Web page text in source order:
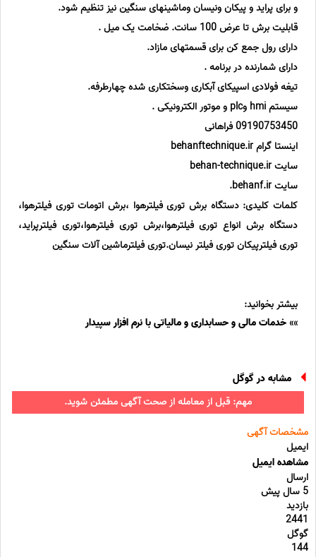
و برای پراید و پیکان ونیسان وماشینهای سنگین نیز تنظیم شود.
قابلیت برش تا عرض 100 سانت. ضخامت یک میل .
دارای رول جمع کن برای قسمتهای مازاد.
دارای شمارنده در برنامه .
تیغه فولادی اسپیکای آبکاری وسختکاری شده چهارطرفه.
سیستم hmi وplc و موتور الکترونیکی .
09190753450 فراهانی
اینستا گرام behanftechnique.ir
سایت behan-technique.ir
سایت behanf.ir.
کلمات کلیدی: دستگاه برش توری فیلترهوا ،برش اتومات توری فیلترهوا،
دستگاه برش انواع توری فیلترهوا،برش توری فیلترهوا،توری فیلترپراید،
توری فیلترپیکان توری فیلتر نیسان.توری فیلترماشین آلات سنگین
بیشتر بخوانید:
»»خدمات مالی و حسابداری و مالیاتی با نرم افزار سپیدار
مشابه در گوگل
مهم: قبل از معامله از صحت آگهی مطمئن شوید.
مشخصات آگهی
ایمیل
مشاهده ایمیل
ارسال
5 سال پیش
بازدید
2441
گوگل
144